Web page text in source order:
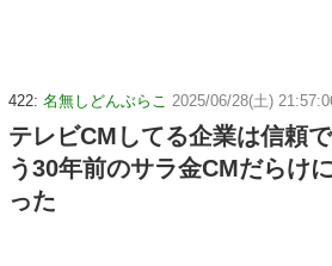
422: 名無しどんぶらこ 2025/06/28(土)
テレビCMしてる企業は信頼
う30年前のサラ金CMだらけ
った